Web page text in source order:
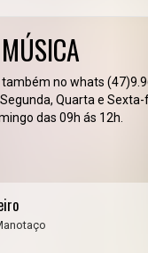
também no whats
Quarta e Sexta-
das 09h ás 12h.